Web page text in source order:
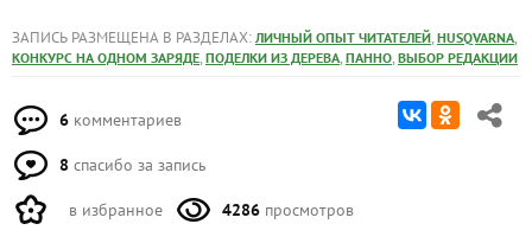
ЗАПИСЬ РАЗМЕЩЕНА В РАЗДЕЛАХ: ЛИЧНЫЙ ОПЫТ ЧИТАТЕЛЕЙ, HUSQVARNA,
КОНКУРС НА ОДНОМ ЗАРЯДЕ, ПОДЕЛКИ ИЗ ДЕРЕВА, ПАННО, ВЫБОР РЕДАКЦИИ
6 комментариев
8 спасибо за запись
в избранное 4286 просмотров